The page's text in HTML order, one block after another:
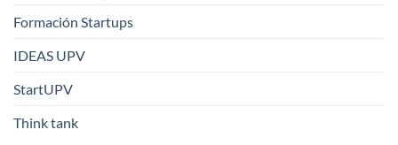
Formación Startups
IDEAS UPV
StartUPV
Think tank